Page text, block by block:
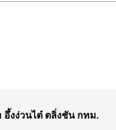
อึ้งง่วนไต๋ ตลิ่งชัน กทม.